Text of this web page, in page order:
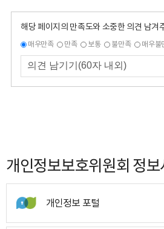
해당 페이지의 만족도와 소중한 의견 남겨
매우만족 만족 보통 불만족 매우불
개인정보보호위원회 정
개인정보 포털